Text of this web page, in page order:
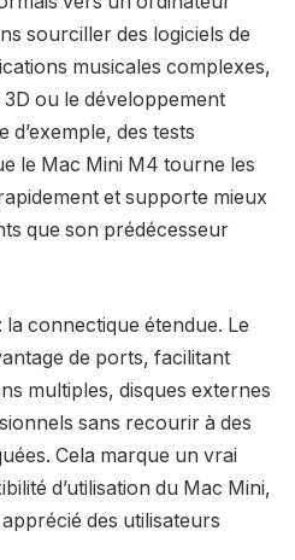
sourciller des logiciels de
musicales complexes,
ou le développement
d’exemple, des tests
le Mac Mini M4 tourne les
et supporte mieux
que son prédécesseur
connectique étendue. Le
de ports, facilitant
multiples, disques externes
sans recourir à des
Cela marque un vrai
d’utilisation du Mac Mini,
des utilisateurs